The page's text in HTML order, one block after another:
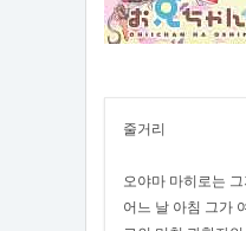
줄거리
오야마 마히로는
어느 날 아침 그가